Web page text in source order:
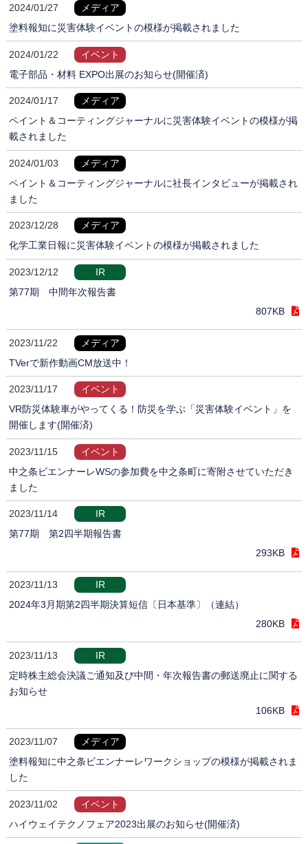
2024/01/27
メディア
塗料報知に災害体験イベントの模様が掲載されました
2024/01/22
イベント
電子部品・材料 EXPO出展のお知らせ(開催済)
2024/01/17
メディア
ペイント＆コーティングジャーナルに災害体験イベントの模様が掲
載されました
2024/01/03
メディア
ペイント＆コーティングジャーナルに社長インタビューが掲載され
ました
2023/12/28
メディア
化学工業日報に災害体験イベントの模様が掲載されました
2023/12/12
IR
第77期 中間年次報告書
807KB
2023/11/22
メディア
TVerで新作動画CM放送中！
2023/11/17
イベント
VR防災体験車がやってくる！防災を学ぶ「災害体験イベント」を
開催します(開催済)
2023/11/15
イベント
中之条ビエンナーレWSの参加費を中之条町に寄附させていただき
ました
2023/11/14
IR
第77期 第2四半期報告書
293KB
2023/11/13
IR
2024年3月期第2四半期決算短信〔日本基準〕（連結）
280KB
2023/11/13
IR
定時株主総会決議ご通知及び中間・年次報告書の郵送廃止に関する
お知らせ
106KB
2023/11/07
メディア
塗料報知に中之条ビエンナーレワークショップの模様が掲載されま
した
2023/11/02
イベント
ハイウェイテクノフェア2023出展のお知らせ(開催済)